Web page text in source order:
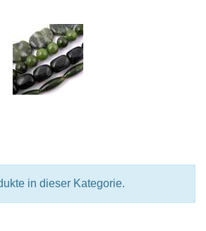
in dieser Kategorie.